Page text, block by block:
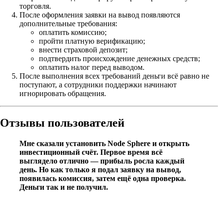
торговля.
После оформления заявки на вывод появляются
дополнительные требования:
оплатить комиссию;
пройти платную верификацию;
внести страховой депозит;
подтвердить происхождение денежных средств;
оплатить налог перед выводом.
После выполнения всех требований деньги всё равно не
поступают, а сотрудники поддержки начинают
игнорировать обращения.
Отзывы пользователей
Мне сказали установить Node Sphere и открыть
инвестиционный счёт. Первое время всё
выглядело отлично — прибыль росла каждый
день. Но как только я подал заявку на вывод,
появилась комиссия, затем ещё одна проверка.
Деньги так и не получил.